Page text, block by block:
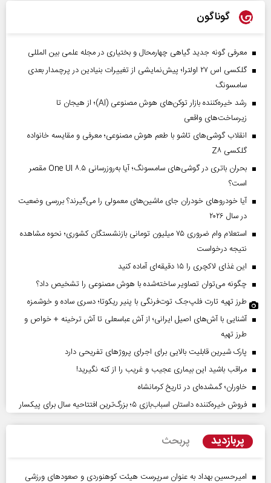
گوناگون
معرفی گونه جدید گیاهی چهارمحال و بختیاری در مجله علمی بین المللی
گلکسی اس ۲۷ اولترا؛ پیش‌نمایشی از تغییرات بنیادین در پرچمدار بعدی
سامسونگ
رشد خیره‌کننده بازار توکن‌های هوش مصنوعی (AI)؛ از هیجان تا
زیرساخت‌های واقعی
انقلاب گوشی‌های تاشو‌ با طعم هوش مصنوعی؛ معرفی و مقایسه خانواده
گلکسی Z۸
بحران باتری در گوشی‌های سامسونگ؛ آیا به‌روزرسانی One UI ۸.۵ مقصر
است؟
آیا خودروهای خودران جای ماشین‌های معمولی را می‌گیرند؟ بررسی وضعیت
در سال ۲۰۲۶
استعلام وام ضروری ۷۵ میلیون تومانی بازنشستگان کشوری؛ نحوه مشاهده
نتیجه درخواست
این غذای لاکچری را ۱۵ دقیقه‌ای آماده کنید
چگونه می‌توان تصاویر ساخته‌شده با هوش مصنوعی را تشخیص داد؟
طرز تهیه تارت فلپ‌جک توت‌فرنگی با پنیر ریکوتا؛ دسری ساده و خوشمزه
آشنایی با آش‌های اصیل ایرانی؛ از آش عباسعلی تا آش ترخینه + خواص و
طرز تهیه
پارک شیرین قابلیت‌ بالایی برای اجرای پروژهای تفریحی دارد
مراقب باشید این بیماری عجیب و غریب را از کنه نگیرید!
خاوران؛ گمشده‌ای در تاریخ کرمانشاه
فروش خیره‌کننده داستان اسباب‌بازی ۵؛ بزرگ‌ترین افتتاحیه سال برای پیکسار
پربازدید پربحث
امیرحسین بهداد به عنوان سرپرست هیئت کوهنوردی و صعودهای ورزشی